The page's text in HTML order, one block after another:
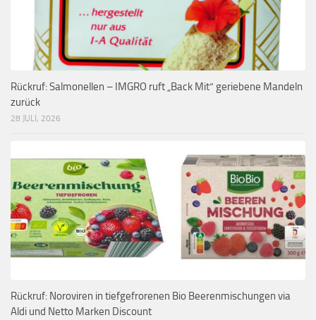
Rückruf: Salmonellen – IMGRO ruft „Back Mit“ geriebene Mandeln
zurück
28 JULI, 2026
Rückruf: Noroviren in tiefgefrorenen Bio Beerenmischungen via
Aldi und Netto Marken Discount